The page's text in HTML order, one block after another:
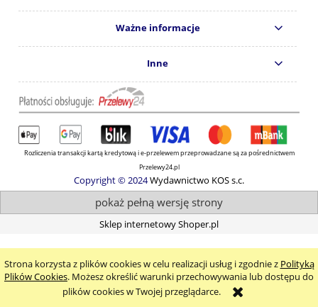
Strona korzysta z plików cookies w celu realizacji usług i zgodnie z Polityką
Plików Cookies. Możesz określić warunki przechowywania lub dostępu do
plików cookies w Twojej przeglądarce.
Ważne informacje
Inne
Rozliczenia transakcji kartą kredytową i e-przelewem przeprowadzane są za pośrednictwem
Przelewy24.pl
Copyright © 2024Wydawnictwo KOS s.c.
pokaż pełną wersję strony
Sklep internetowy Shoper.pl